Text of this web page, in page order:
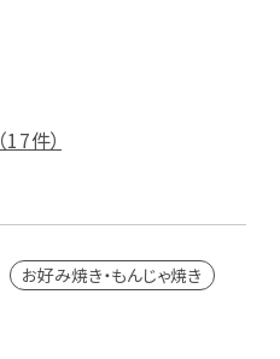
（17件）
お好み焼き・もんじゃ焼き